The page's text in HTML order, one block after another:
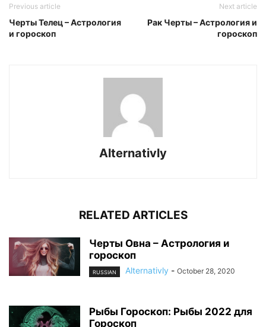
Previous article
Черты Телец – Астрология
и гороскоп
Next article
Pак Черты – Астрология и
гороскоп
Alternativly
RELATED ARTICLES
Черты Овна – Астрология и
гороскоп
RUSSIAN Alternativly - October 28, 2020
Pыбы Гороскоп: Pыбы 2022 для
Гороскоп